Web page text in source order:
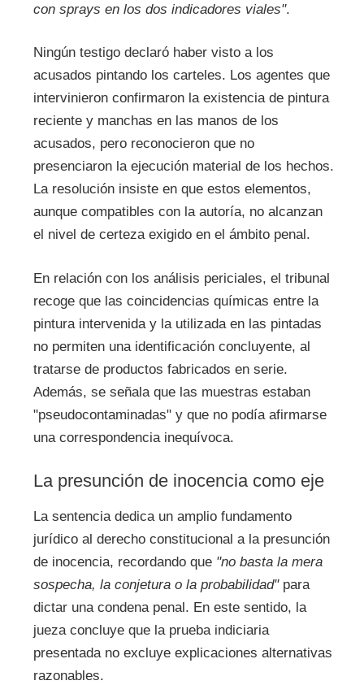
con sprays en los dos indicadores viales".
Ningún testigo declaró haber visto a los
acusados pintando los carteles. Los agentes que
intervinieron confirmaron la existencia de pintura
reciente y manchas en las manos de los
acusados, pero reconocieron que no
presenciaron la ejecución material de los hechos.
La resolución insiste en que estos elementos,
aunque compatibles con la autoría, no alcanzan
el nivel de certeza exigido en el ámbito penal.
En relación con los análisis periciales, el tribunal
recoge que las coincidencias químicas entre la
pintura intervenida y la utilizada en las pintadas
no permiten una identificación concluyente, al
tratarse de productos fabricados en serie.
Además, se señala que las muestras estaban
"pseudocontaminadas" y que no podía afirmarse
una correspondencia inequívoca.
La presunción de inocencia como eje
La sentencia dedica un amplio fundamento
jurídico al derecho constitucional a la presunción
de inocencia, recordando que "no basta la mera
sospecha, la conjetura o la probabilidad"para
dictar una condena penal. En este sentido, la
jueza concluye que la prueba indiciaria
presentada no excluye explicaciones alternativas
razonables.